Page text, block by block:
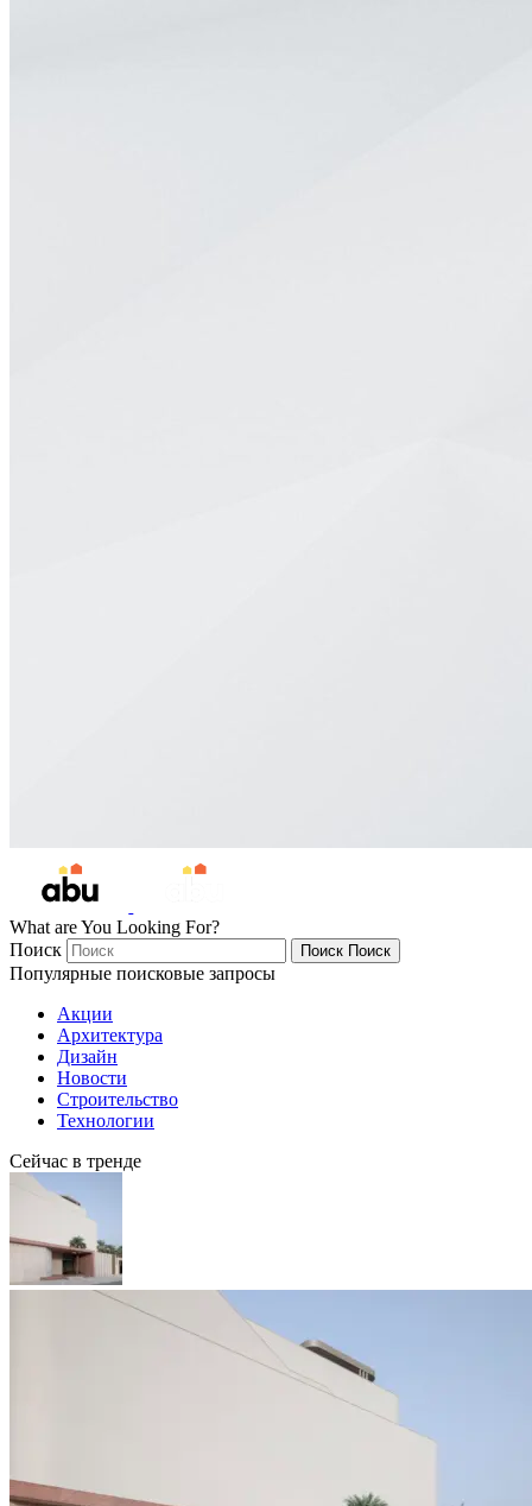
What are You Looking For?
Поиск
Поиск Поиск
Популярные поисковые запросы
Акции
Архитектура
Дизайн
Новости
Строительство
Технологии
Сейчас в тренде